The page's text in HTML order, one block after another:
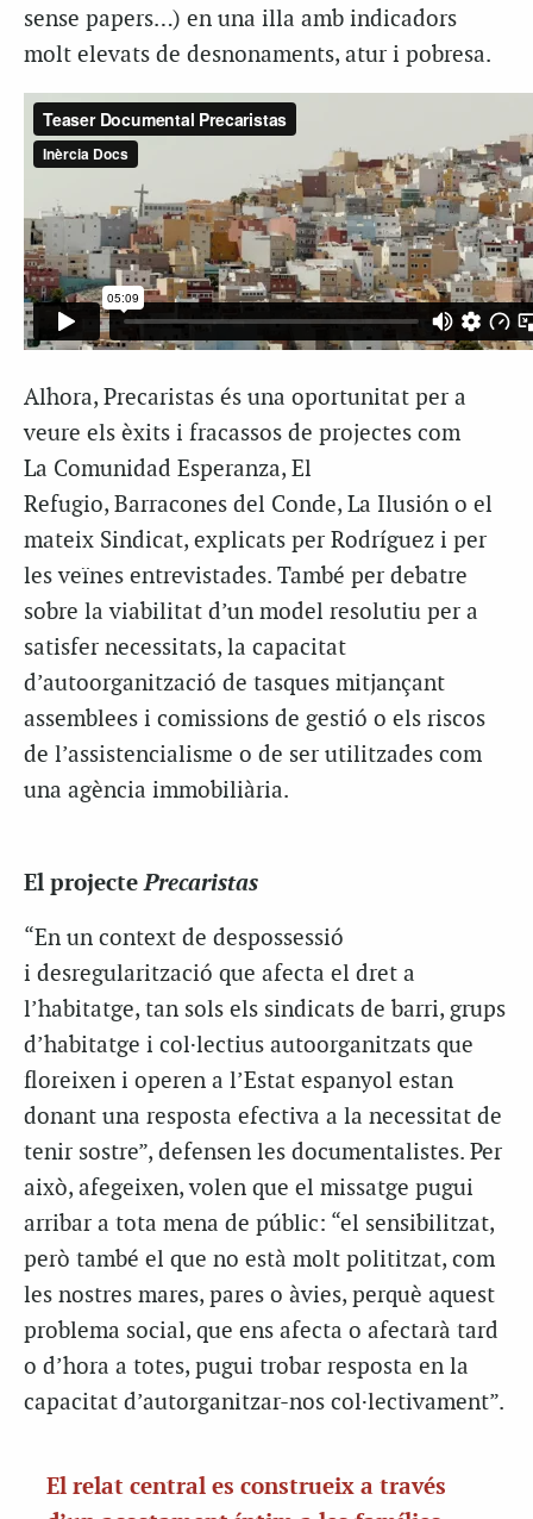
sense papers…) en una illa amb indicadors
molt elevats de desnonaments, atur i pobresa.
Alhora, Precaristas és una oportunitat per a
veure els èxits i fracassos de projectes com
La Comunidad Esperanza, El
Refugio, Barracones del Conde, La Ilusión o el
mateix Sindicat, explicats per Rodríguez i per
les veïnes entrevistades. També per debatre
sobre la viabilitat d’un model resolutiu per a
satisfer necessitats, la capacitat
d’autoorganització de tasques mitjançant
assemblees i comissions de gestió o els riscos
de l’assistencialisme o de ser utilitzades com
una agència immobiliària.
El projectePrecaristas
“En un context de despossessió
i desregularització que afecta el dret a
l’habitatge, tan sols els sindicats de barri, grups
d’habitatge i col·lectius autoorganitzats que
floreixen i operen a l’Estat espanyol estan
donant una resposta efectiva a la necessitat de
tenir sostre”, defensen les documentalistes. Per
això, afegeixen, volen que el missatge pugui
arribar a tota mena de públic: “el sensibilitzat,
però també el que no està molt polititzat, com
les nostres mares, pares o àvies, perquè aquest
problema social, que ens afecta o afectarà tard
o d’hora a totes, pugui trobar resposta en la
capacitat d’autorganitzar-nos col·lectivament”.
El relat central es construeix a través